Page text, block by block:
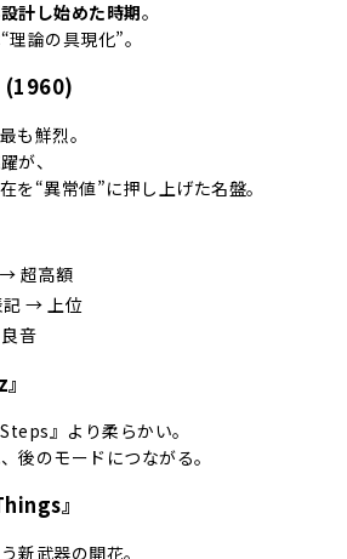
計し始めた時期。
論の具現化”。
も鮮烈。
が、
を“異常値”に押し上げた名盤。
超高額
記 → 上位
音
』より柔らかい。
後のモードにつながる。
』
新武器の開花。